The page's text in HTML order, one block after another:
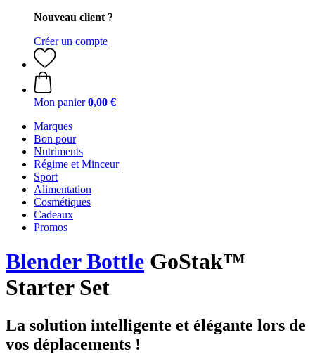
Nouveau client ?
Créer un compte
Mon panier 0,00 €
Marques
Bon pour
Nutriments
Régime et Minceur
Sport
Alimentation
Cosmétiques
Cadeaux
Promos
Blender Bottle GoStak™
Starter Set
La solution intelligente et élégante lors de
vos déplacements !